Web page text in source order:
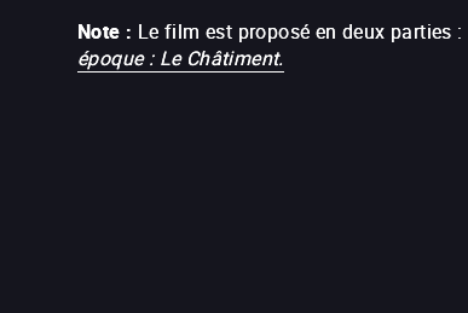
Note : Le film est proposé en deux parties :
époque : Le Châtiment.